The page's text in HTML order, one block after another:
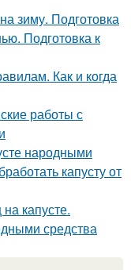
зиму. Подготовка
Подготовка к
Как и когда
работы с
народными
капусту от
капусте.
средства